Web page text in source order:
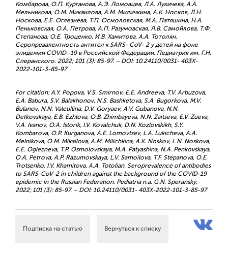
Комбарова, О.П. Курганова, А.Э. Ломовцев, Л.А. Лукичева, А.А.
Мельникова, О.М. Микаилова, А.М. Миличкина, А.К. Носков, Л.Н.
Носкова, Е.Е. Оглезнева, Т.П. Осмоловская, М.А. Патяшина, Н.А.
Пеньковская, О.А. Петрова, А.П. Разумовская, Л.В. Самойлова, Т.Ф.
Степанова, О.Е. Троценко, И.В. Хамитова, А.А. Тотолян.
Серопревалентность антител к SARS- CoV- 2 у детей на фоне
эпидемии COVID -19 в Российской Федерации. Педиатрия им. Г.Н.
Сперанского. 2022; 101 (3): 85-97. – DOI: 10.24110/0031- 403X-
2022-101-3-85-97
For citation: A.Y. Popova, V.S. Smirnov, E.E. Andreeva, T.V. Arbuzova,
E.A. Babura, S.V. Balakhonov, N.S. Bashketova, S.A. Bugorkova, M.V.
Bulanov, N.N. Valeullina, D.V. Goryaev, A.V. Gubanova, N.N.
Detkovskaya, E.B. Ezhlova, O.B. Zhimbayeva, N.N. Zaitseva, E.V. Zueva,
V.A. Ivanov, O.A. Istorik, I.V. Kovalchuk, D.N. Kozlovskikh, S.Y.
Kombarova, O.P. Kurganova, A.E. Lomovtsev, L.A. Lukicheva, A.A.
Melnikova, O.M. Mikailova, A.M. Milichkina, A.K. Noskov, L.N. Noskova,
E.E. Oglezneva, T.P. Osmolovskaya, M.A. Patyashina, N.A. Penkovskaya,
O.A. Petrova, A.P. Razumovskaya, L.V. Samoilova, T.F. Stepanova, O.E.
Trotsenko, I.V. Khamitova, A.A. Totolian. Seroprevalence of antibodies
to SARS-CoV-2 in children against the background of the COVID-19
epidemic in the Russian Federation. Pediatria n.a. G.N. Speransky.
2022; 101 (3): 85-97. – DOI: 10.24110/0031- 403X-2022-101-3-85-97
Подписка на статью Вернуться к списку